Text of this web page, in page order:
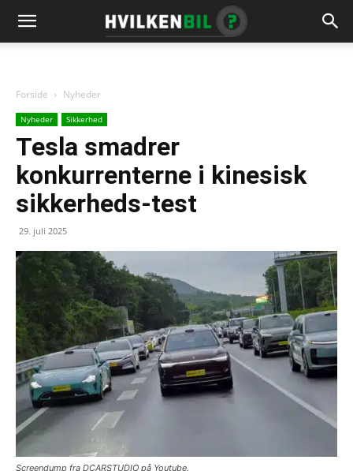
Forside Nyheder
Nyheder Sikkerhed
Tesla smadrer
konkurrenterne i kinesisk
sikkerheds-test
29. juli 2025
Screendump fra DCARSTUDIO på Youtube.